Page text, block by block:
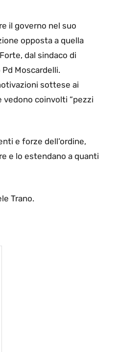
il governo nel suo
opposta a quella
dal sindaco di
Moscardelli.
sottese ai
coinvolti “pezzi
e forze dell’ordine,
e lo estendano a quanti
Trano.